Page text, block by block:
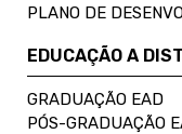
PLANO DE
EDUCAÇÃO A
GRADUAÇÃO EAD
PÓS-GRADUAÇÃO